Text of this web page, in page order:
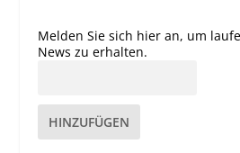
Melden Sie sich hier an, um
News zu erhalten.
HINZUFÜGEN